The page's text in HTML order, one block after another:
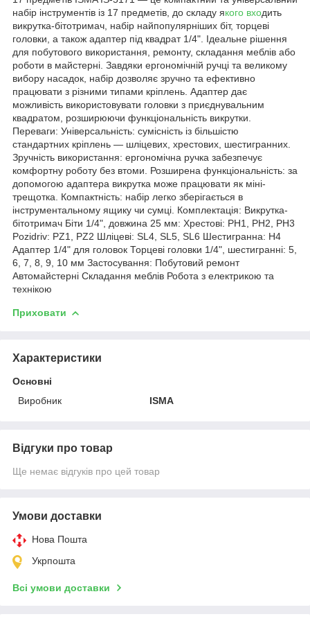
набір інструментів із 17 предметів, до складу якого входить
викрутка-бітотримач, набір найпопулярніших біт, торцеві
головки, а також адаптер під квадрат 1/4". Ідеальне рішення
для побутового використання, ремонту, складання меблів або
роботи в майстерні. Завдяки ергономічній ручці та великому
вибору насадок, набір дозволяє зручно та ефективно
працювати з різними типами кріплень. Адаптер дає
можливість використовувати головки з приєднувальним
квадратом, розширюючи функціональність викрутки.
Переваги: Універсальність: сумісність із більшістю
стандартних кріплень — шліцевих, хрестових, шестигранних.
Зручність використання: ергономічна ручка забезпечує
комфортну роботу без втоми. Розширена функціональність: за
допомогою адаптера викрутка може працювати як міні-
трещотка. Компактність: набір легко зберігається в
інструментальному ящику чи сумці. Комплектація: Викрутка-
бітотримач Біти 1/4", довжина 25 мм: Хрестові: PH1, PH2, PH3
Pozidriv: PZ1, PZ2 Шліцеві: SL4, SL5, SL6 Шестигранна: H4
Адаптер 1/4" для головок Торцеві головки 1/4", шестигранні: 5,
6, 7, 8, 9, 10 мм Застосування: Побутовий ремонт
Автомайстерні Складання меблів Робота з електрикою та
технікою
Приховати
Характеристики
Основні
Виробник
ISMA
Відгуки про товар
Ще немає відгуків про цей товар
Умови доставки
Нова Пошта
Укрпошта
Всі умови доставки